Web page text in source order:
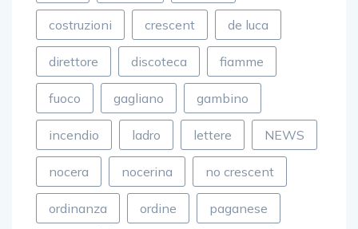
costruzioni crescent de luca
direttore discoteca fiamme
fuoco gagliano gambino
incendio ladro lettere NEWS
nocera nocerina no crescent
ordinanza ordine paganese